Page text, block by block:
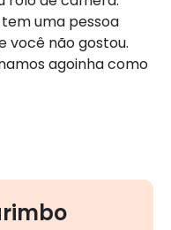
uma pessoa
você não gostou.
agoinha como